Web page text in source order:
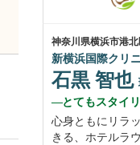
神奈川県横浜市港
新横浜国際クリ
石黒 智也
とてもスタイリ
心身ともにリラ
きる、ホテルラ